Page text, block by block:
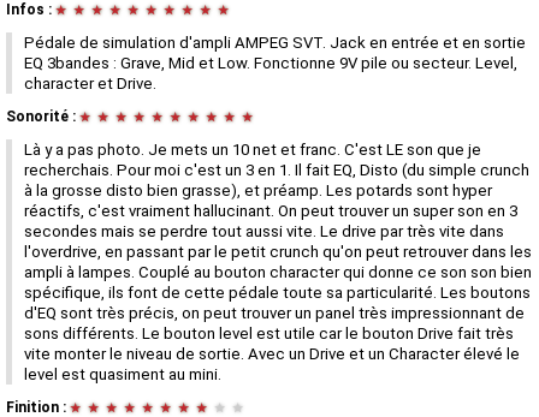
Infos : ★ ★ ★ ★ ★ ★ ★ ★ ★ ★
Pédale de simulation d'ampli AMPEG SVT. Jack en entrée et en sortie
EQ 3bandes : Grave, Mid et Low. Fonctionne 9V pile ou secteur. Level,
character et Drive.
Sonorité : ★ ★ ★ ★ ★ ★ ★ ★ ★ ★
Là y a pas photo. Je mets un 10 net et franc. C'est LE son que je
recherchais. Pour moi c'est un 3 en 1. Il fait EQ, Disto (du simple crunch
à la grosse disto bien grasse), et préamp. Les potards sont hyper
réactifs, c'est vraiment hallucinant. On peut trouver un super son en 3
secondes mais se perdre tout aussi vite. Le drive par très vite dans
l'overdrive, en passant par le petit crunch qu'on peut retrouver dans les
ampli à lampes. Couplé au bouton character qui donne ce son son bien
spécifique, ils font de cette pédale toute sa particularité. Les boutons
d'EQ sont très précis, on peut trouver un panel très impressionnant de
sons différents. Le bouton level est utile car le bouton Drive fait très
vite monter le niveau de sortie. Avec un Drive et un Character élevé le
level est quasiment au mini.
Finition : ★ ★ ★ ★ ★ ★ ★ ★ ★ ★